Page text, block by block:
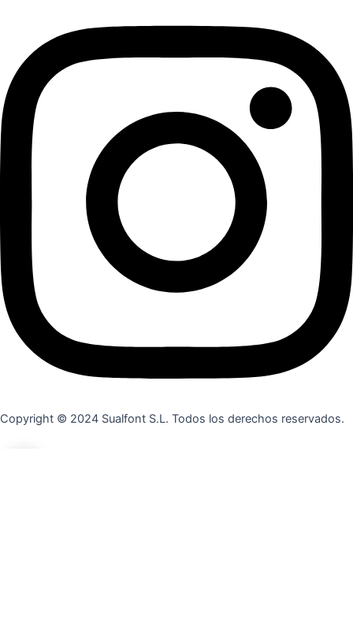
Copyright © 2024 Sualfont S.L. Todos los derechos reservados.